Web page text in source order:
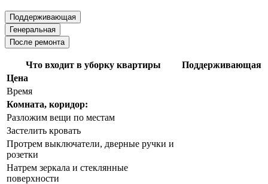
Поддерживающая
Генеральная
После ремонта
Что входит в уборку квартиры
Поддерживающая
Цена
Время
Комната, коридор:
Разложим вещи по местам
Застелить кровать
Протрем выключатели, дверные ручки и
розетки
Натрем зеркала и стеклянные
поверхности